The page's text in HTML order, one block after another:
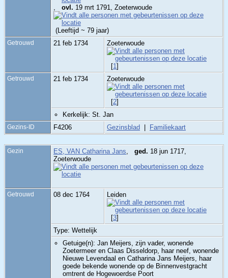
ovl. 19 mrt 1791, Zoeterwoude
(Leeftijd ~ 79 jaar)
Getrouwd 21 feb 1734 Zoeterwoude
[1 ]
Getrouwd 21 feb 1734 Zoeterwoude
[2]
Kerkelijk: St. Jan
Gezins-ID F4206 Gezinsblad Familiekaart
Gezin ES, VAN Catharina Jans ged. 18 jun 1717,
Zoeterwoude
Getrouwd 08 dec 1764 Leiden
[3]
Type: Wettelijk
Getuige(n): Jan Meijers, zijn vader, wonende
Zoetermeer en Claas Disseldorp, haar neef, wonende
Nieuwe Levendaal en Catharina Jans Meijers, haar
goede bekende wonende op de Binnenvestgracht
omtrent de Hogewoerdse Poort